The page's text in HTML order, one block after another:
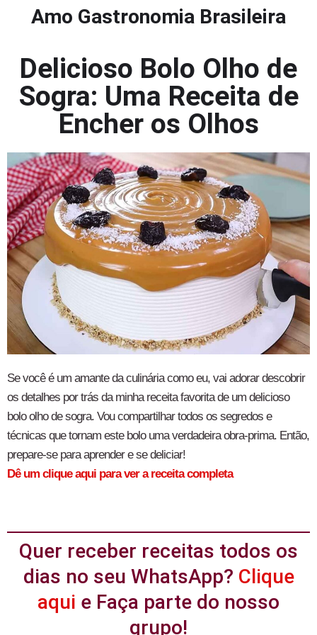
Amo Gastronomia Brasileira
Delicioso Bolo Olho de
Sogra: Uma Receita de
Encher os Olhos
Se você é um amante da culinária como eu, vai adorar descobrir
os detalhes por trás da minha receita favorita de um delicioso
bolo olho de sogra. Vou compartilhar todos os segredos e
técnicas que tornam este bolo uma verdadeira obra-prima. Então,
prepare-se para aprender e se deliciar!
Dê um clique aqui para ver a receita completa
Quer receber receitas todos os
dias no seu WhatsApp? Clique
aqui e Faça parte do nosso
grupo!